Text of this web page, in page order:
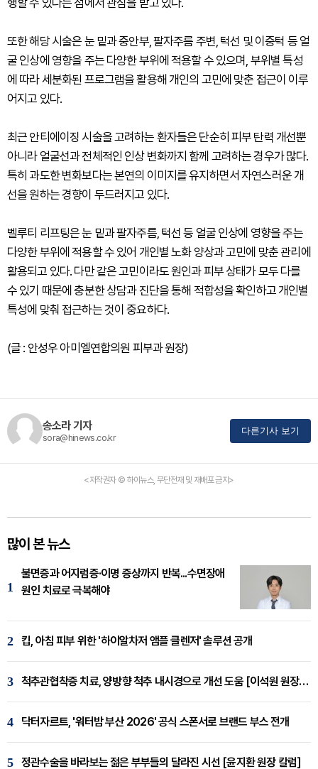
행할 수 있다는 점에서 관심을 받고 있다.
또한 해당 시술은 눈 밑과 중안부, 팔자주름 주변, 턱선 및 이중턱 등 얼
굴 인상에 영향을 주는 다양한 부위에 적용할 수 있으며, 부위별 특성
에 따라 세분화된 프로그램을 활용해 개인의 고민에 맞춘 접근이 이루
어지고 있다.
최근 안티에이징 시술을 고려하는 환자들은 단순히 피부 탄력 개선뿐
아니라 얼굴선과 전체적인 인상 변화까지 함께 고려하는 경우가 많다.
특히 과도한 변화보다는 본연의 이미지를 유지하면서 자연스러운 개
선을 원하는 경향이 두드러지고 있다.
벨루티 리프팅은 눈 밑과 팔자주름, 턱선 등 얼굴 인상에 영향을 주는
다양한 부위에 적용할 수 있어 개인별 노화 양상과 고민에 맞춘 관리에
활용되고 있다. 다만 같은 고민이라도 원인과 피부 상태가 모두 다를
수 있기 때문에 충분한 상담과 진단을 통해 적합성을 확인하고 개인별
특성에 맞춰 접근하는 것이 중요하다.
(글 : 안성우 아미엘연합의원 피부과 원장)
송소라 기자
sora@hinews.co.kr
다른기사 보기
<저작권자 © 하이뉴스, 무단전재 및 재배포 금지>
많이 본 뉴스
1
불면증과 어지럼증·이명 증상까지 반복...수면장애
원인 치료로 극복해야
2 킵, 아침 피부 위한 '하이알차저 앰플 클렌저' 솔루션 공개
3 척추관협착증 치료, 양방향 척추 내시경으로 개선 도움 [이석원 원장 칼럼]
4 닥터자르트, '워터밤 부산 2026' 공식 스폰서로 브랜드 부스 전개
5 정관수술을 바라보는 젊은 부부들의 달라진 시선 [윤지환 원장 칼럼]